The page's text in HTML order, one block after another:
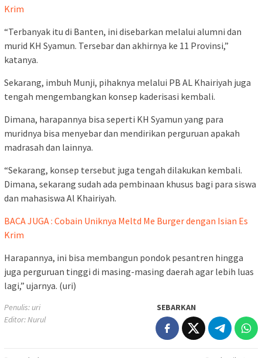
Krim
“Terbanyak itu di Banten, ini disebarkan melalui alumni dan
murid KH Syamun. Tersebar dan akhirnya ke 11 Provinsi,”
katanya.
Sekarang, imbuh Munji, pihaknya melalui PB AL Khairiyah juga
tengah mengembangkan konsep kaderisasi kembali.
Dimana, harapannya bisa seperti KH Syamun yang para
muridnya bisa menyebar dan mendirikan perguruan apakah
madrasah dan lainnya.
“Sekarang, konsep tersebut juga tengah dilakukan kembali.
Dimana, sekarang sudah ada pembinaan khusus bagi para siswa
dan mahasiswa Al Khairiyah.
BACA JUGA : Cobain Uniknya Meltd Me Burger dengan Isian Es
Krim
Harapannya, ini bisa membangun pondok pesantren hingga
juga perguruan tinggi di masing-masing daerah agar lebih luas
lagi,” ujarnya. (uri)
Penulis: uri
Editor: Nurul
SEBARKAN